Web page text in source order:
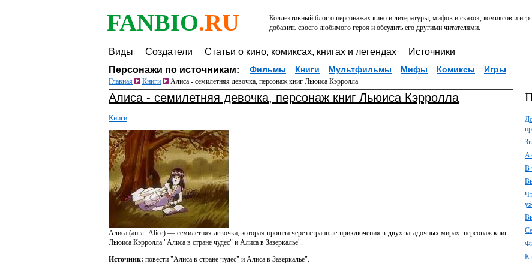
FANBIO.RU
Коллективный блог о персонажах кино и литературы, мифов и сказок, комиксов и
добавить своего любимого героя и обсудить его другими читателями.
Виды Создатели Статьи о кино, комиксах, книгах и легендах
Источники
Персонажи по источникам:
Фильмы Книги Мультфильмы Мифы Комиксы Игры
Главная Книги Алиса - семилетняя девочка, персонаж книг Льюиса Кэрролла
Алиса - семилетняя девочка, персонаж книг Льюиса Кэрролла
Книги
Алиса (англ. Alice) — семилетняя девочка, которая прошла через странные приключения в двух загадочных мирах. персонаж книг
Льюиса Кэрролла "Алиса в стране чудес" и Алиса в Зазеркалье".
Источник: повести "Алиса в стране чудес" и Алиса в Зазеркалье".
В